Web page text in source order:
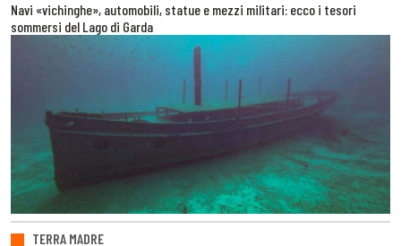
Navi «vichinghe», automobili, statue e mezzi militari: ecco i tesori
sommersi del Lago di Garda
TERRA MADRE